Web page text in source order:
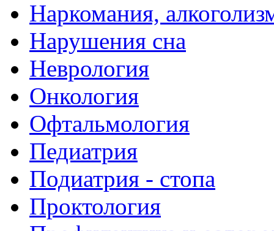
Наркомания,
Нарушения сна
Неврология
Онкология
Офтальмология
Педиатрия
Подиатрия - стопа
Проктология